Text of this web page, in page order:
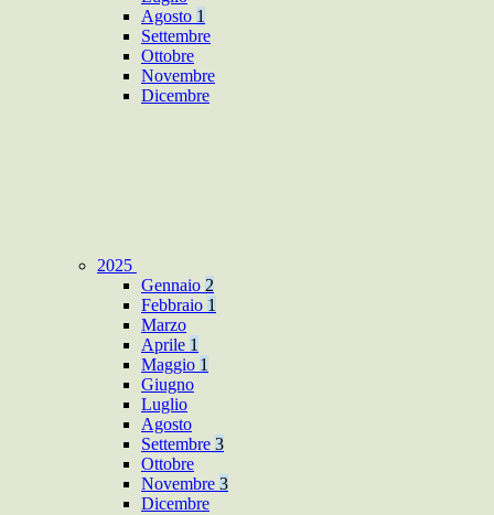
Agosto 1
Settembre
Ottobre
Novembre
Dicembre
2025
Gennaio 2
Febbraio 1
Marzo
Aprile 1
Maggio 1
Giugno
Luglio
Agosto
Settembre 3
Ottobre
Novembre 3
Dicembre